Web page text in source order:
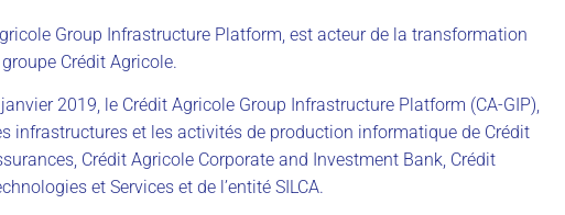
Group Infrastructure Platform, est acteur de la transformation
Crédit Agricole.
2019, le Crédit Agricole Group Infrastructure Platform (CA-GIP),
infrastructures et les activités de production informatique de Crédit
Crédit Agricole Corporate and Investment Bank, Crédit
et Services et de l’entité SILCA.